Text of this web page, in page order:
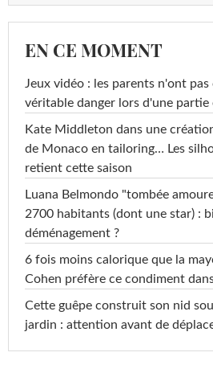
EN CE MOMENT
Jeux vidéo : les parents n'ont pas
véritable danger lors d'une partie
Kate Middleton dans une
de Monaco en tailoring… Les
retient cette saison
Luana Belmondo "tombée
2700 habitants (dont une star) :
déménagement ?
6 fois moins calorique que la
Cohen préfère ce condiment
Cette guêpe construit son nid
jardin : attention avant de